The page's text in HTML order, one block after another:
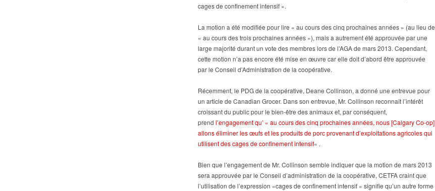
dans
des
cages
de
confinement
cages de confinement intensif ».
La motion a été modifiée pour lire « au cours des cinq prochaines années » (au lieu de
« au cours des trois prochaines années »), mais a autrement été approuvée par une
large majorité durant un vote des membres lors de l’AGA de mars 2013. Cependant,
cette motion n’a pas encore été mise en œuvre car elle doit d’abord être approuvée
par le Conseil d’Administration de la coopérative.
Récemment, le PDG de la coopérative, Deane Collinson, a donné une entrevue pour
un article de Canadian Grocer. Dans son entrevue, Mr. Collinson reconnaît l’intérêt
croissant du public pour le bien-être des animaux et, par conséquent,
prend l’engagement qu’ « au cours des cinq prochaines années, nous [Calgary Co-op]
allons éliminer les œufs et les produits de porc provenant d’exploitations agricoles qui
utilisent des cages de confinement intensif« .
Bien que l’engagement de Mr. Collinson semble indiquer que la motion de mars 2013
sera approuvée par le Conseil d’administration de la coopérative, CETFA craint que
l’utilisation de l’expression «cages de confinement intensif » signifie qu’un autre forme